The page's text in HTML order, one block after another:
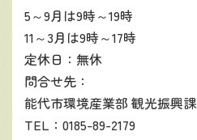
5～9月は9時～19時
11～3月は9時～17時
定休日：無休
問合せ先：
能代市環境産業部 観光振興課
TEL：0185-89-2179